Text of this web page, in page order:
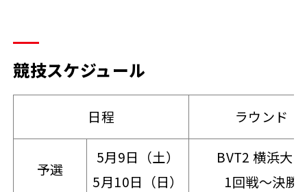
競技スケジュール
日程 ラウンド
予選
5月9日（土）
5月10日（日）
BVT2 横浜大会
1回戦～決勝